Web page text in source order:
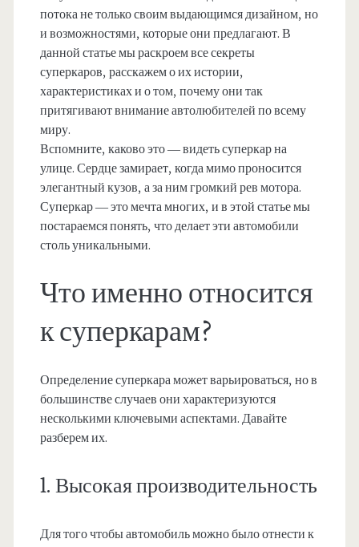
потока не только своим выдающимся дизайном, но
и возможностями, которые они предлагают. В
данной статье мы раскроем все секреты
суперкаров, расскажем о их истории,
характеристиках и о том, почему они так
притягивают внимание автолюбителей по всему
миру.
Вспомните, каково это — видеть суперкар на
улице. Сердце замирает, когда мимо проносится
элегантный кузов, а за ним громкий рев мотора.
Суперкар — это мечта многих, и в этой статье мы
постараемся понять, что делает эти автомобили
столь уникальными.
Что именно относится
к суперкарам?
Определение суперкара может варьироваться, но в
большинстве случаев они характеризуются
несколькими ключевыми аспектами. Давайте
разберем их.
1. Высокая производительность
Для того чтобы автомобиль можно было отнести к